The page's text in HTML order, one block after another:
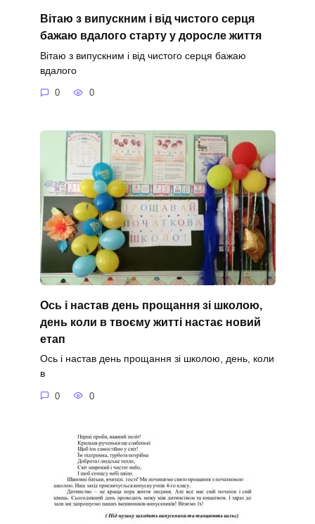
Вітаю з випускним і від чистого серця
бажаю вдалого старту у доросле життя
Вітаю з випускним і від чистого серця бажаю
вдалого
0 0
Ось і настав день прощання зі школою,
день коли в твоєму житті настає новий
етап
Ось і настав день прощання зі школою, день, коли
в
0 0